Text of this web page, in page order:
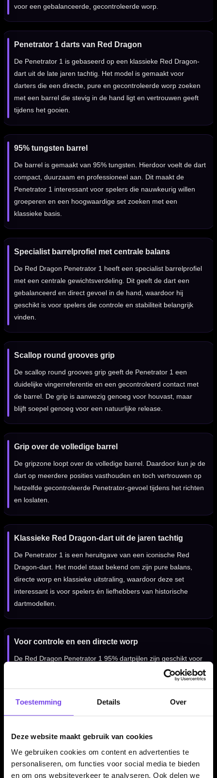
Toestemming Details Over
Deze website maakt gebruik van cookies
We gebruiken cookies om content en advertenties te
personaliseren, om functies voor social media te bieden
en om ons websiteverkeer te analyseren. Ook delen we
voor een gebalanceerde, gecontroleerde worp.
Penetrator 1 darts van Red Dragon
De Penetrator 1 is gebaseerd op een klassieke Red Dragon-
dart uit de late jaren tachtig. Het model is gemaakt voor
darters die een directe, pure en gecontroleerde worp zoeken
met een barrel die stevig in de hand ligt en vertrouwen geeft
tijdens het gooien.
95% tungsten barrel
De barrel is gemaakt van 95% tungsten. Hierdoor voelt de dart
compact, duurzaam en professioneel aan. Dit maakt de
Penetrator 1 interessant voor spelers die nauwkeurig willen
groeperen en een hoogwaardige set zoeken met een
klassieke basis.
Specialist barrelprofiel met centrale balans
De Red Dragon Penetrator 1 heeft een specialist barrelprofiel
met een centrale gewichtsverdeling. Dit geeft de dart een
gebalanceerd en direct gevoel in de hand, waardoor hij
geschikt is voor spelers die controle en stabiliteit belangrijk
vinden.
Scallop round grooves grip
De scallop round grooves grip geeft de Penetrator 1 een
duidelijke vingerreferentie en een gecontroleerd contact met
de barrel. De grip is aanwezig genoeg voor houvast, maar
blijft soepel genoeg voor een natuurlijke release.
Grip over de volledige barrel
De gripzone loopt over de volledige barrel. Daardoor kun je de
dart op meerdere posities vasthouden en toch vertrouwen op
hetzelfde gecontroleerde Penetrator-gevoel tijdens het richten
en loslaten.
Klassieke Red Dragon-dart uit de jaren tachtig
De Penetrator 1 is een heruitgave van een iconische Red
Dragon-dart. Het model staat bekend om zijn pure balans,
directe worp en klassieke uitstraling, waardoor deze set
interessant is voor spelers én liefhebbers van historische
dartmodellen.
Voor controle en een directe worp
De Red Dragon Penetrator 1 95% dartpijlen zijn geschikt voor
darters die een stabiele steeltip set zoeken met duidelijke grip
en een direct releasegevoel. De combinatie van 95%
geschikt voor fanatieke recreatieve spelers en
Verkrijgbaar in 25 gram
De Red Dragon Penetrator 1 95% dartpijlen zijn verkrijgbaar in